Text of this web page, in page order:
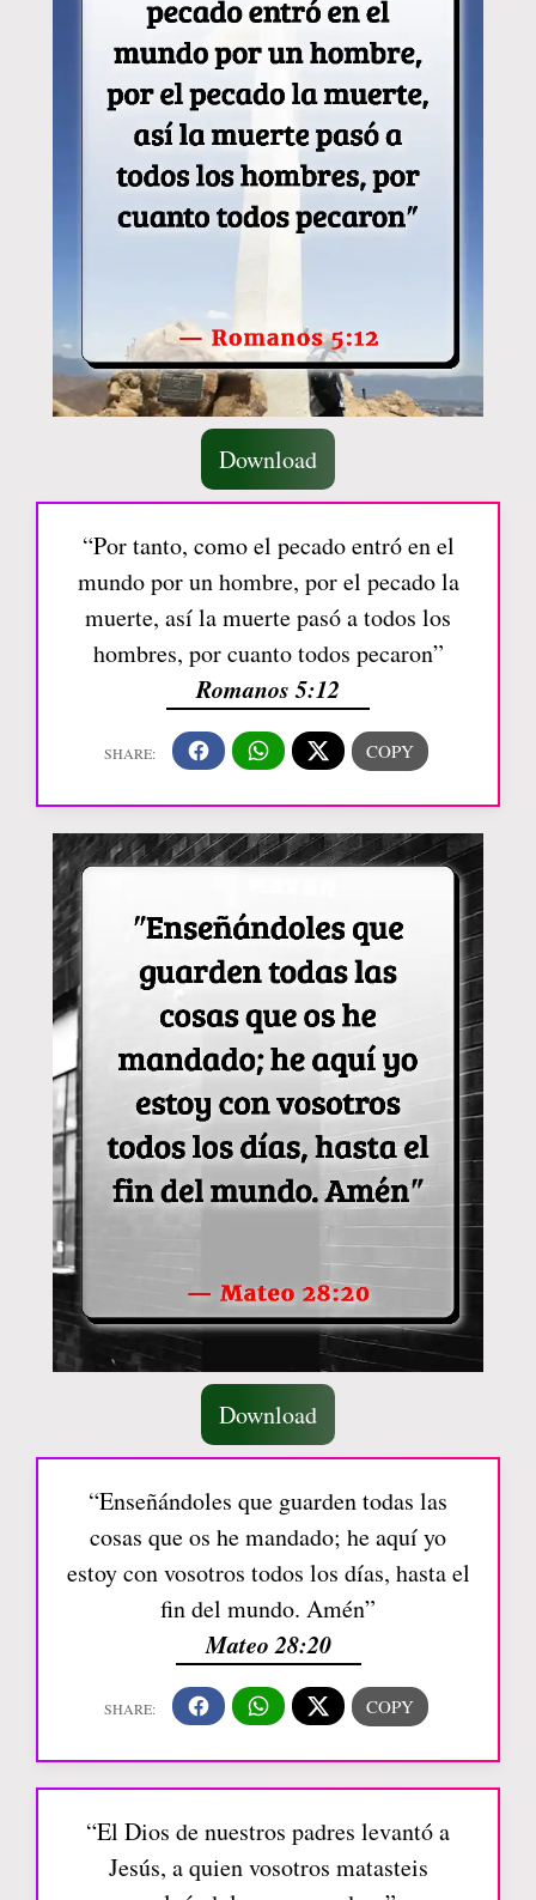
Download
“Por tanto, como el pecado entró en el
mundo por un hombre, por el pecado la
muerte, así la muerte pasó a todos los
hombres, por cuanto todos pecaron”
Romanos 5:12
Download
“Enseñándoles que guarden todas las
cosas que os he mandado; he aquí yo
estoy con vosotros todos los días, hasta el
fin del mundo. Amén”
Mateo 28:20
“El Dios de nuestros padres levantó a
Jesús, a quien vosotros matasteis